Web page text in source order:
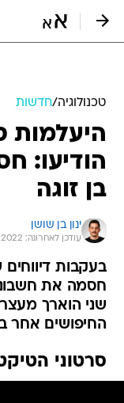
טכנולוגיה/חדשות
היעלמות
הודיעו:
בן זוגה
ינון בן שושן
עודכן לאחרונה: 9.6.2022 / 9:50
בעקבות
חסמה את
שני הוארך
החיפושים אחר
סרטוני